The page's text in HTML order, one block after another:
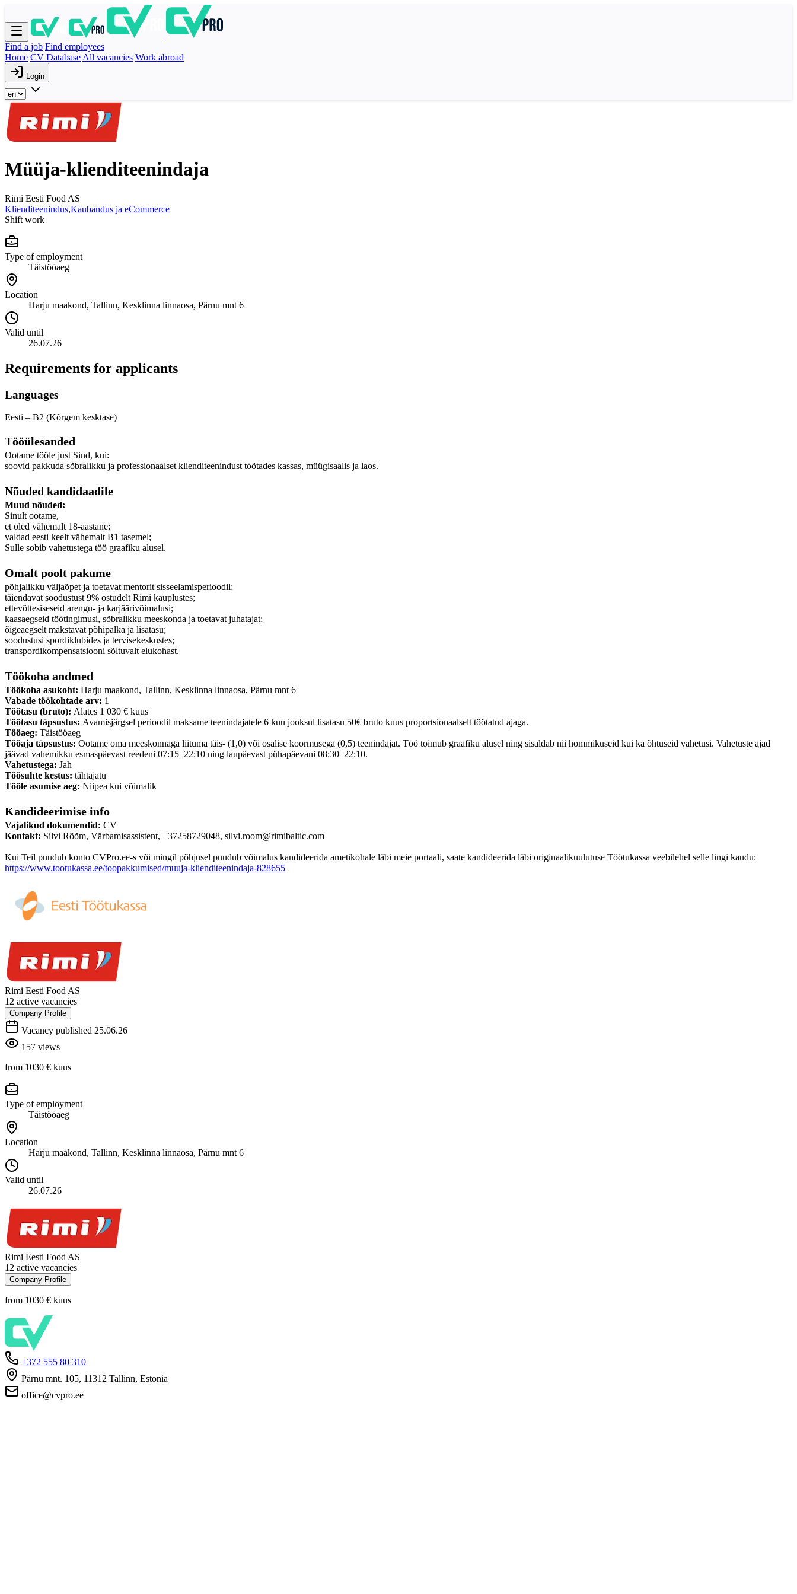
Find a job Find employees
Home CV Database All vacancies Work abroad
Login
Müüja-klienditeenindaja
Rimi Eesti Food AS
Klienditeenindus,Kaubandus ja eCommerce
Shift work
Type of employment
Täistööaeg
Location
Harju maakond, Tallinn, Kesklinna linnaosa, Pärnu mnt 6
Valid until
26.07.26
Requirements for applicants
Languages
Eesti – B2 (Kõrgem kesktase)
Tööülesanded
Ootame tööle just Sind, kui:
soovid pakkuda sõbralikku ja professionaalset klienditeenindust töötades kassas, müügisaalis ja laos.
Nõuded kandidaadile
Muud nõuded:
Sinult ootame,
et oled vähemalt 18-aastane;
valdad eesti keelt vähemalt B1 tasemel;
Sulle sobib vahetustega töö graafiku alusel.
Omalt poolt pakume
põhjalikku väljaõpet ja toetavat mentorit sisseelamisperioodil;
täiendavat soodustust 9% ostudelt Rimi kauplustes;
ettevõttesiseseid arengu- ja karjäärivõimalusi;
kaasaegseid töötingimusi, sõbralikku meeskonda ja toetavat juhatajat;
õigeaegselt makstavat põhipalka ja lisatasu;
soodustusi spordiklubides ja tervisekeskustes;
transpordikompensatsiooni sõltuvalt elukohast.
Töökoha andmed
Töökoha asukoht: Harju maakond, Tallinn, Kesklinna linnaosa, Pärnu mnt 6
Vabade töökohtade arv: 1
Töötasu (bruto): Alates 1 030 € kuus
Töötasu täpsustus: Avamisjärgsel perioodil maksame teenindajatele 6 kuu jooksul lisatasu 50€ bruto kuus proportsionaalselt töötatud ajaga.
Tööaeg: Täistööaeg
Tööaja täpsustus: Ootame oma meeskonnaga liituma täis- (1,0) või osalise koormusega (0,5) teenindajat. Töö toimub graafiku alusel ning sisaldab nii hommikuseid kui ka õhtuseid vahetusi. Vahetuste ajad
jäävad vahemikku esmaspäevast reedeni 07:15–22:10 ning laupäevast pühapäevani 08:30–22:10.
Vahetustega: Jah
Töösuhte kestus: tähtajatu
Tööle asumise aeg: Niipea kui võimalik
Kandideerimise info
Vajalikud dokumendid: CV
Kontakt: Silvi Rõõm, Värbamisassistent, +37258729048, silvi.room@rimibaltic.com
Kui Teil puudub konto CVPro.ee-s või mingil põhjusel puudub võimalus kandideerida ametikohale läbi meie portaali, saate kandideerida läbi originaalikuulutuse Töötukassa veebilehel selle lingi kaudu:
https://www.tootukassa.ee/toopakkumised/muuja-klienditeenindaja-828655
Rimi Eesti Food AS
12 active vacancies
Company Profile
Vacancy published 25.06.26
157 views
from 1030 € kuus
Type of employment
Täistööaeg
Location
Harju maakond, Tallinn, Kesklinna linnaosa, Pärnu mnt 6
Valid until
26.07.26
Rimi Eesti Food AS
12 active vacancies
Company Profile
from 1030 € kuus
+372 555 80 310
Pärnu mnt. 105, 11312 Tallinn, Estonia
office@cvpro.ee